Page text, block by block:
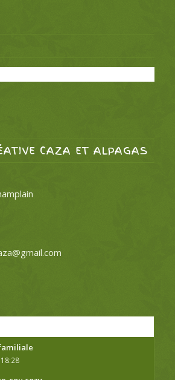
CAZA ET ALPAGAS